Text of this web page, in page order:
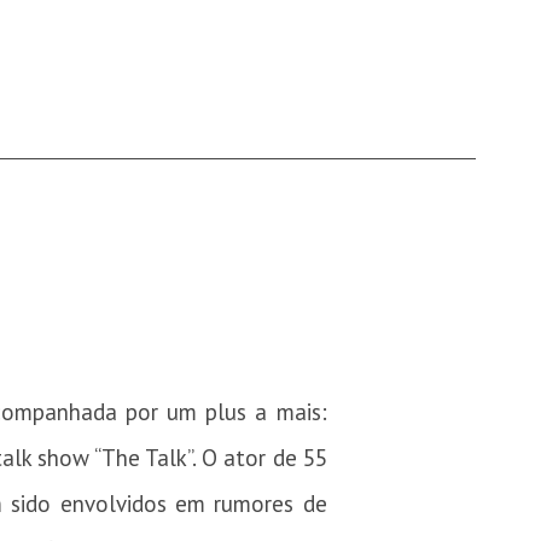
por um plus a mais:
show “The Talk”. O ator de 55
envolvidos em rumores de